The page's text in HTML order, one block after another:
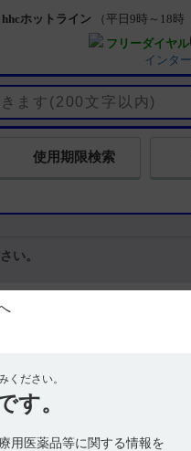
hhcホットライン
（平日9時～18
フリーダイヤル
インタ
使用期限検索
ください。
す。
用医薬品等に関する情報を
い。